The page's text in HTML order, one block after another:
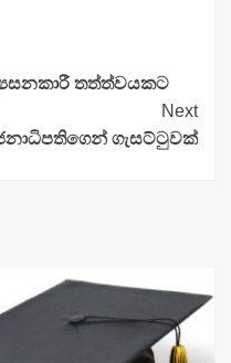
තත්ත්වයකට
Next
ගැසට්ටුවක්